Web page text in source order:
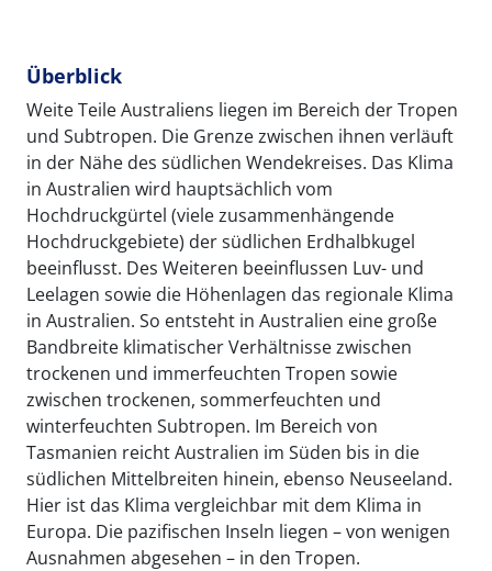
Überblick
Weite Teile Australiens liegen im Bereich der Tropen
und Subtropen. Die Grenze zwischen ihnen verläuft
in der Nähe des südlichen Wendekreises. Das Klima
in Australien wird hauptsächlich vom
Hochdruckgürtel (viele zusammenhängende
Hochdruckgebiete) der südlichen Erdhalbkugel
beeinflusst. Des Weiteren beeinflussen Luv- und
Leelagen sowie die Höhenlagen das regionale Klima
in Australien. So entsteht in Australien eine große
Bandbreite klimatischer Verhältnisse zwischen
trockenen und immerfeuchten Tropen sowie
zwischen trockenen, sommerfeuchten und
winterfeuchten Subtropen. Im Bereich von
Tasmanien reicht Australien im Süden bis in die
südlichen Mittelbreiten hinein, ebenso Neuseeland.
Hier ist das Klima vergleichbar mit dem Klima in
Europa. Die pazifischen Inseln liegen – von wenigen
Ausnahmen abgesehen – in den Tropen.